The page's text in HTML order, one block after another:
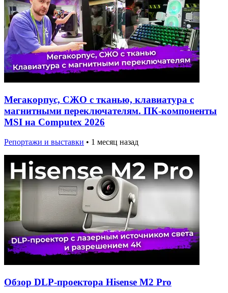
Мегакорпус, СЖО с тканью, клавиатура с
магнитными переключателям. ПК-компоненты
MSI на Computex 2026
Репортажи и выставки • 1 месяц назад
Обзор DLP-проектора Hisense M2 Pro